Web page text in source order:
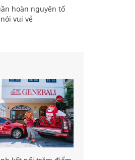
hoàn nguyên tố
vui vẻ